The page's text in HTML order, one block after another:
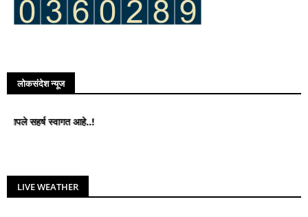
लोकसंदेश न्यूज
स्वागत आहे..!
LIVE WEATHER